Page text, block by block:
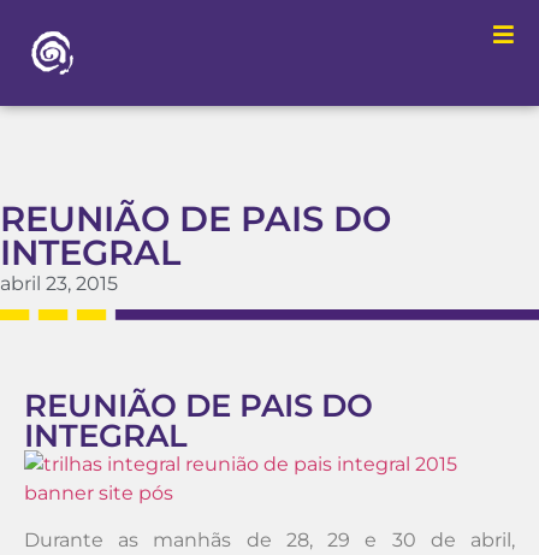
REUNIÃO DE PAIS DO
INTEGRAL
abril 23, 2015
REUNIÃO DE PAIS DO
INTEGRAL
Durante as manhãs de 28, 29 e 30 de abril,